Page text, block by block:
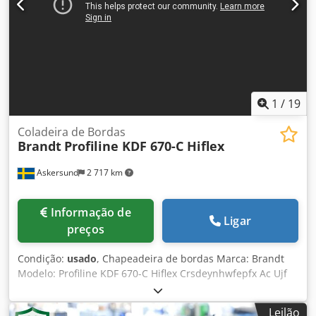
máquina Indicação de agente de separação Grupo de
fresagem de colagem: 2 x 2,2 kW 1 x sentido igual e 1 x
1 / 19
Askersund 2 717 km
Coladeira de Bordas
Brandt Profiline KDF 670-C Hiflex
preços
Ligar
Condição: usado, Chapeadeira de bordas Marca: Brandt
Modelo: Profiline KDF 670-C Hiflex Crsdeynhwfepfx Ac Ujf
Chapeadeira de borda monolateral em configuração à
direita, para colagem com cola termofusível. Unidade de
Leilão